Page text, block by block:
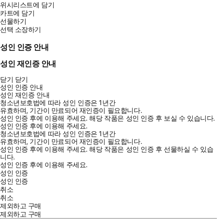
위시리스트에 담기
카트에 담기
선물하기
선택 소장하기
성인 인증 안내
성인 재인증 안내
닫기 닫기
성인 인증 안내
성인 재인증 안내
청소년보호법에 따라 성인 인증은 1년간
유효하며, 기간이 만료되어 재인증이 필요합니다.
성인 인증 후에 이용해 주세요.해당 작품은 성인 인증 후 보실 수 있습니다.
성인 인증 후에 이용해 주세요.
청소년보호법에 따라 성인 인증은 1년간
유효하며, 기간이 만료되어 재인증이 필요합니다.
성인 인증 후에 이용해 주세요.해당 작품은 성인 인증 후 선물하실 수 있습
니다.
성인 인증 후에 이용해 주세요.
성인 인증
성인 인증
취소
취소
제외하고 구매
제외하고 구매